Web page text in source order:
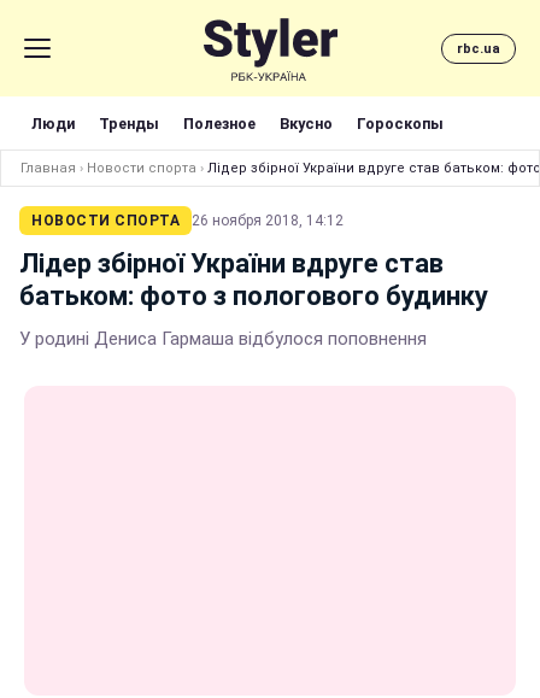
rbc.ua
Люди Тренды Полезное Вкусно Гороскопы
Главная › Новости спорта › Лідер збірної України вдруге став батьком:
НОВОСТИ СПОРТА 26 ноября 2018, 14:12
Лідер збірної України вдруге став
батьком: фото з пологового будинку
У родині Дениса Гармаша відбулося поповнення